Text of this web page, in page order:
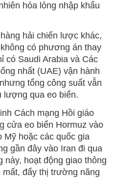
hóa lỏng nhập khẩu
hải chiến lược khác,
có phương án thay
có Saudi Arabia và Các
nhất (UAE) vận hành
tổng công suất vẫn
lượng qua eo biển.
Cách mạng Hồi giáo
cửa eo biển Hormuz vào
Mỹ hoặc các quốc gia
gần đây vào Iran đi qua
này, hoạt động giao thông
đẩy thị trường năng